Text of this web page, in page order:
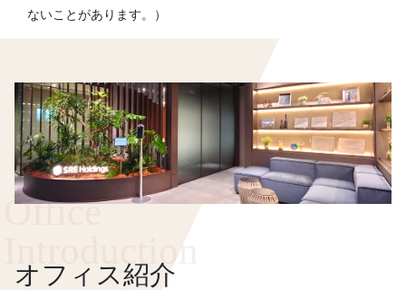
ないことがあります。）
オフィス紹介
Office
Introduction